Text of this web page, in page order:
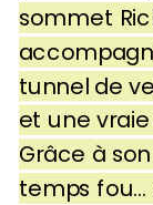
sommet
tunnel de
et une
Grâce à
temps